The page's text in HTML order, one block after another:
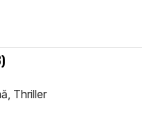
Thriller